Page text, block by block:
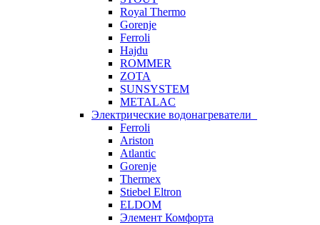
Royal Thermo
Gorenje
Ferroli
Hajdu
ROMMER
ZOTA
SUNSYSTEM
METALAC
Электрические водонагреватели
Ferroli
Ariston
Atlantic
Gorenje
Thermex
Stiebel Eltron
ELDOM
Элемент Комфорта